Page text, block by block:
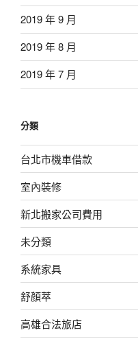
2019 年 9 月
2019 年 8 月
2019 年 7 月
分類
台北市機車借款
室內裝修
新北搬家公司費用
未分類
系統家具
舒顏萃
高雄合法旅店